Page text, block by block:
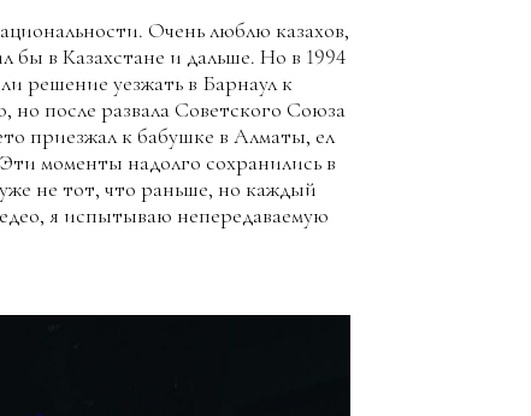
Очень люблю казахов,
бы в Казахстане и дальше. Но в 1994
решение уезжать в Барнаул к
после развала Советского Союза
приезжал к бабушке в Алматы, ел
моменты надолго сохранились в
не тот, что раньше, но каждый
я испытываю непередаваемую